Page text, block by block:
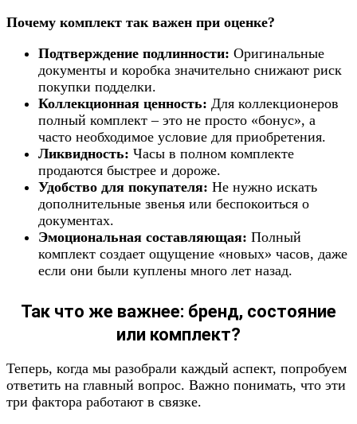
Почему комплект так важен при оценке?
Подтверждение подлинности: Оригинальные
документы и коробка значительно снижают риск
покупки подделки.
Коллекционная ценность: Для коллекционеров
полный комплект – это не просто «бонус», а
часто необходимое условие для приобретения.
Ликвидность: Часы в полном комплекте
продаются быстрее и дороже.
Удобство для покупателя: Не нужно искать
дополнительные звенья или беспокоиться о
документах.
Эмоциональная составляющая: Полный
комплект создает ощущение «новых» часов, даже
если они были куплены много лет назад.
Так что же важнее: бренд, состояние
или комплект?
Теперь, когда мы разобрали каждый аспект, попробуем
ответить на главный вопрос. Важно понимать, что эти
три фактора работают в связке.